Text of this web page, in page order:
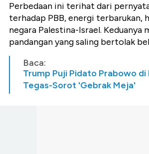
Perbedaan ini terihat dari
terhadap PBB, energi terbarukan,
negara Palestina-Israel. Keduanya
pandangan yang saling bertolak
Baca:
Trump Puji Pidato Prabowo di
Tegas-Sorot 'Gebrak Meja'